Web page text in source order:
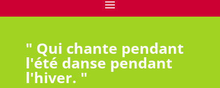
" Qui chante pendant
l'été danse pendant
l'hiver. "